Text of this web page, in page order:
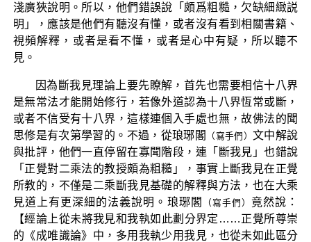
淺廣狹說明。所以，他們錯誤說「頗爲粗糙，欠缺細緻説
明」，應該是他們有聽沒有懂，或者沒有看到相關書籍、
視頻解釋，或者是看不懂，或者是心中有疑，所以聽不
見。
因為斷我見理論上要先瞭解，首先也需要相信十八界
是無常法才能開始修行，若像外道認為十八界恆常或斷，
或者不信受有十八界，這樣連個入手處也無，故佛法的聞
思修是有次第學習的。不過，從琅琊閣
（寫手們）文中解說
與批評，他們一直停留在寡聞階段，連「斷我見」也錯說
「正覺對二乘法的教授頗為粗糙」，事實上斷我見在正覺
所教的，不僅是二乘斷我見基礎的解釋與方法，也在大乘
見道上有更深細的法義說明。琅琊閣
（寫手們）竟然說：
【經論上從未將我見和我執如此劃分界定……正覺所尊崇
的《成唯識論》中，多用我執少用我見，也從未如此區分